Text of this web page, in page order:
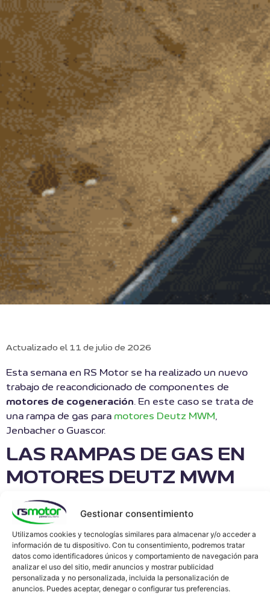
Gestionar consentimiento
Utilizamos cookies y tecnologías similares para almacenar y/o acceder a
información de tu dispositivo. Con tu consentimiento, podremos tratar
datos como identificadores únicos y comportamiento de navegación para
analizar el uso del sitio, medir anuncios y mostrar publicidad
personalizada y no personalizada, incluida la personalización de
anuncios. Puedes aceptar, denegar o configurar tus preferencias.
Actualizado el 11 de julio de 2026
Esta semana en RS Motor se ha realizado un nuevo
trabajo de reacondicionado de componentes de
motores de cogeneración. En este caso se trata de
una rampa de gas para motores Deutz MWM
Jenbacher o Guascor.
LAS RAMPAS DE GAS EN
MOTORES DEUTZ MWM
Las rampas de gas son una serie de componentes que
tratan el gas y lo adecuan para su consumo en el
motor, además cumplen con funciones de seguridad.
Las unidades de control y seguridad del sistema de
control de gas aseguran un suministro de gas seguro
y libre de peligros para el motor. El regulador de
presión de gas ajusta la presión del gas en el lado de